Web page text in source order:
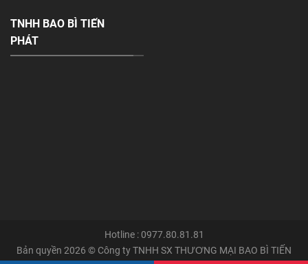
TNHH BAO BÌ TIẾN
PHÁT
Hotline : 0977.80.81.81
Bản quyền 2026 © Công ty TNHH SX THƯƠNG MẠI BAO BÌ TIẾN